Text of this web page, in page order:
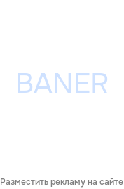
Разместить рекламу на сайте